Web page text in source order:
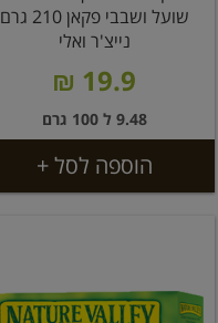
שועל ושבבי פקאן 210 גרם
נייצ'ר ואלי
19.9 ₪
9.48 ל 100 גרם
הוספה לסל +